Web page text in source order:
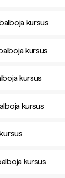
kursus
kursus
kursus
kursus
kursus